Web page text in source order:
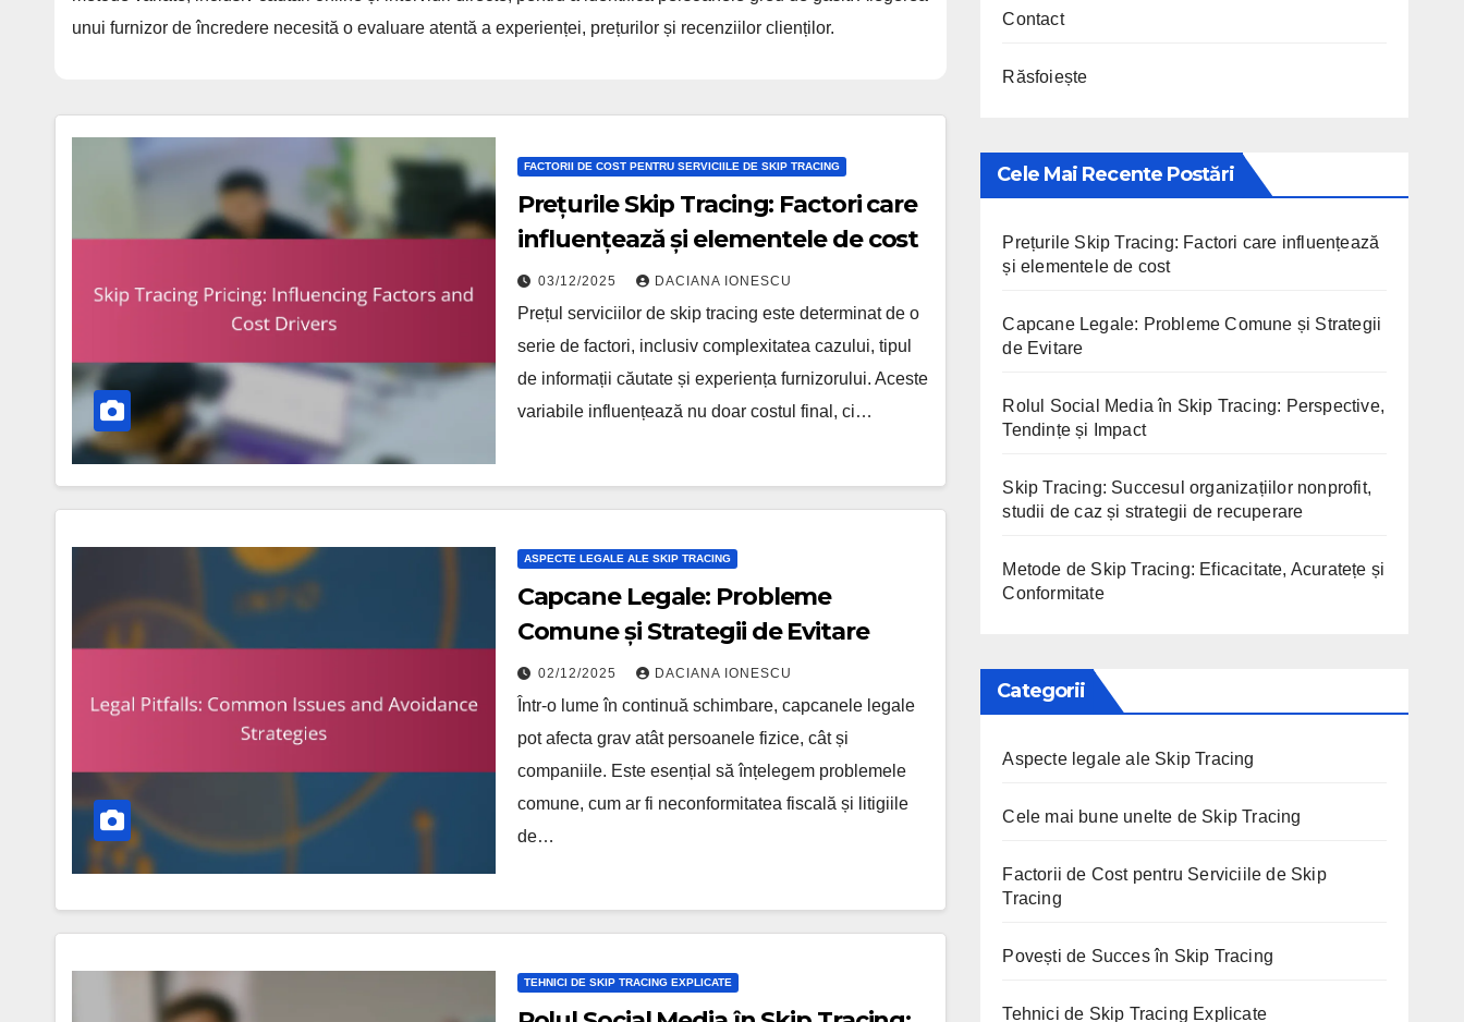
unui furnizor de încredere necesită o evaluare atentă a experienței, prețurilor și recenziilor clienților.
FACTORII DE COST PENTRU SERVICIILE DE SKIP TRACING
Prețurile Skip Tracing: Factori care
influențează și elementele de cost
03/12/2025 DACIANA IONESCU
Prețul serviciilor de skip tracing este determinat de o
serie de factori, inclusiv complexitatea cazului, tipul
de informații căutate și experiența furnizorului. Aceste
variabile influențează nu doar costul final, ci…
ASPECTE LEGALE ALE SKIP TRACING
Capcane Legale: Probleme
Comune și Strategii de Evitare
02/12/2025 DACIANA IONESCU
Într-o lume în continuă schimbare, capcanele legale
pot afecta grav atât persoanele fizice, cât și
companiile. Este esențial să înțelegem problemele
comune, cum ar fi neconformitatea fiscală și litigiile
de…
TEHNICI DE SKIP TRACING EXPLICATE
Contact
Răsfoiește
Cele Mai Recente Postări
Prețurile Skip Tracing: Factori care influențează
și elementele de cost
Capcane Legale: Probleme Comune și Strategii
de Evitare
Rolul Social Media în Skip Tracing: Perspective,
Tendințe și Impact
Skip Tracing: Succesul organizațiilor nonprofit,
studii de caz și strategii de recuperare
Metode de Skip Tracing: Eficacitate, Acuratețe și
Conformitate
Categorii
Aspecte legale ale Skip Tracing
Cele mai bune unelte de Skip Tracing
Factorii de Cost pentru Serviciile de Skip
Tracing
Povești de Succes în Skip Tracing
Tehnici de Skip Tracing Explicate